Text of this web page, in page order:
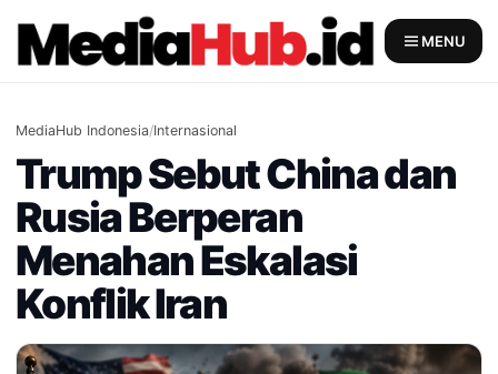
content
MENU
MediaHub Indonesia/Internasional
Trump Sebut China dan
Rusia Berperan
Menahan Eskalasi
Konflik Iran